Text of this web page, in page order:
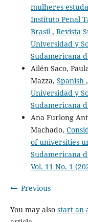
mulheres
Instituto Penal
Brasil , Revista
Universidad y
Sudamericana
Ailén Saco,
Mazza, Spanish ,
Universidad y
Sudamericana
Ana Furlong
Machado,
of universities
Sudamericana
Vol. 11 No. 1
Previous
You may also start an